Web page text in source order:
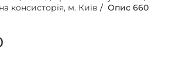
консисторія, м. Київ / Опис 660